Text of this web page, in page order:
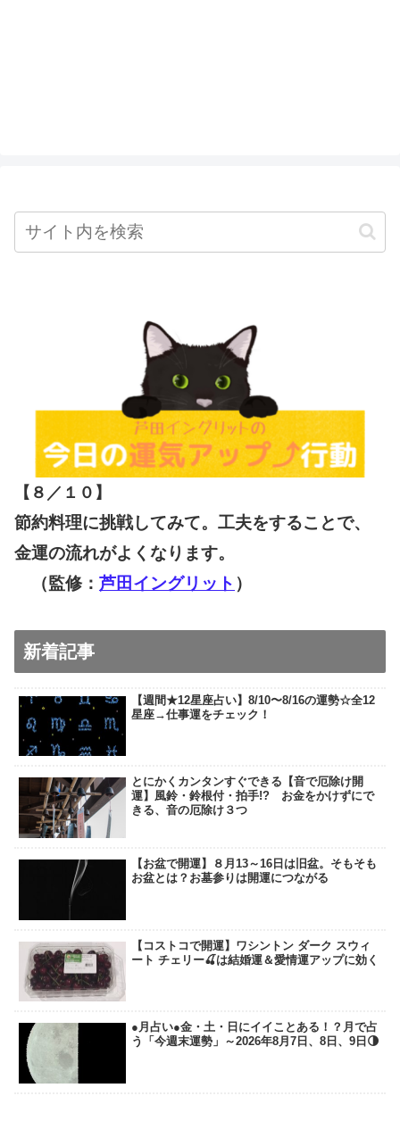
【８／１０ 】
節約料理に挑戦してみて。工夫をすることで、
金運の流れがよくなります。
（監修： 芦田イングリット ）
新着記事
【週間★12星座占い】8/10〜8/16の運勢☆全12
星座→仕事運をチェック！
とにかくカンタンすぐできる【音で厄除け開
運】風鈴・鈴根付・拍手!? お金をかけずにで
きる、音の厄除け３つ
【お盆で開運】８月13～16日は旧盆。そもそも
お盆とは？お墓参りは開運につながる
【コストコで開運】ワシントン ダーク スウィ
ート チェリー🍒は結婚運＆愛情運アップに効く
●月占い●金・土・日にイイことある！？月で占
う「今週末運勢」～2026年8月7日、8日、9日🌗